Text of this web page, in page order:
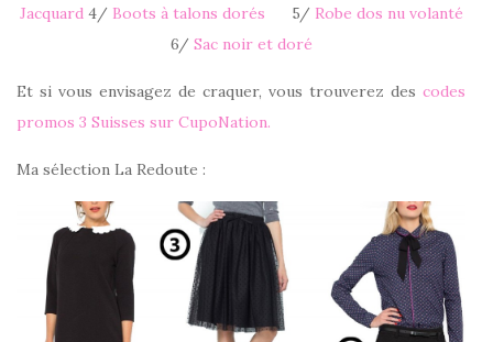
Jacquard4/ Boots à talons dorés 5/ Robe dos nu volanté
6/ Sac noir et doré
Et si vous envisagez de craquer, vous trouverez des codes
promos 3 Suisses sur CupoNation.
Ma sélection La Redoute :